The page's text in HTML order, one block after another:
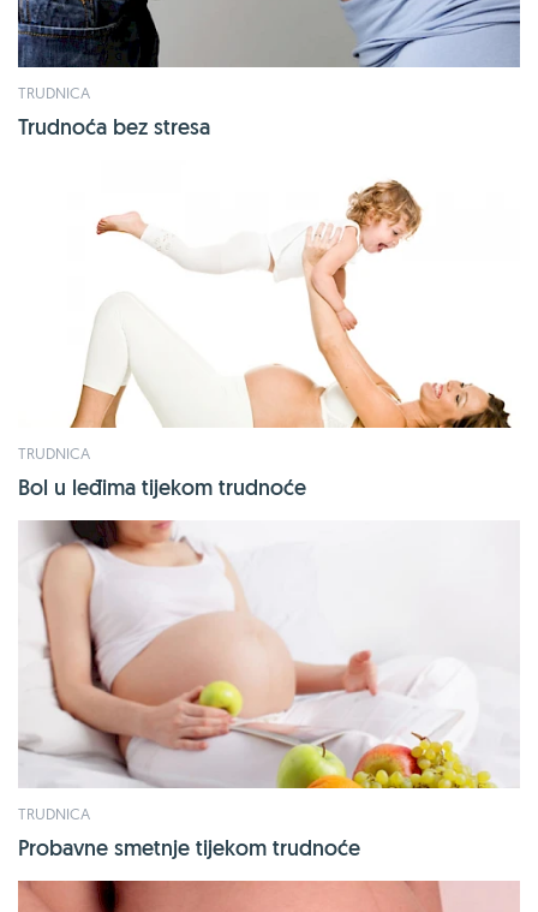
TRUDNICA
Trudnoća bez stresa
TRUDNICA
Bol u leđima tijekom trudnoće
TRUDNICA
Probavne smetnje tijekom trudnoće